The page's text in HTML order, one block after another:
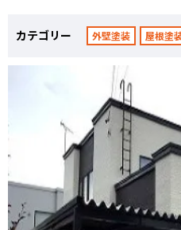
カテゴリー 外壁塗装 屋根塗